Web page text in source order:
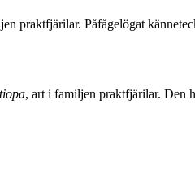
praktfjärilar. Påfågelögat
, art i familjen praktfjärilar. Den